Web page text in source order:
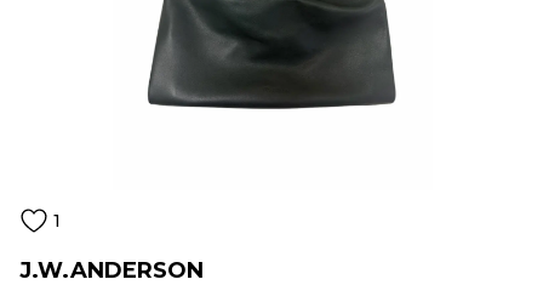
1
J.W.ANDERSON